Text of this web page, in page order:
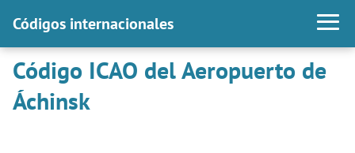
Códigos internacionales
Código ICAO del Aeropuerto de
Áchinsk